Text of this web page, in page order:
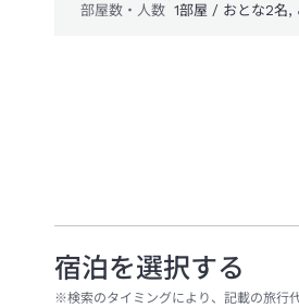
部屋数・人数
宿泊を選択する
※検索のタイミングにより、記載の旅行